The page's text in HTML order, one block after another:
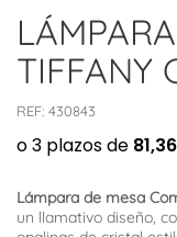
TIFFANY
REF: 430843
Lámpara de mesa
un llamativo diseño,